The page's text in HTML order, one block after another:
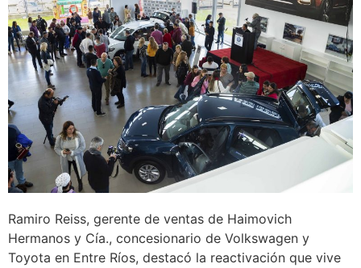
Ramiro Reiss, gerente de ventas de Haimovich
Hermanos y Cía., concesionario de Volkswagen y
Toyota en Entre Ríos, destacó la reactivación que vive